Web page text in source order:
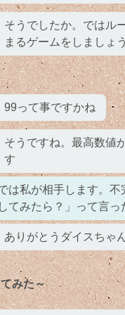
そうでしたか。ではル
まるゲームをしましょ
99って事ですかね
そうですね。最高数値
す
は私が相手します。
てみたら？」って言っ
ありがとうダイスちゃ
みた～